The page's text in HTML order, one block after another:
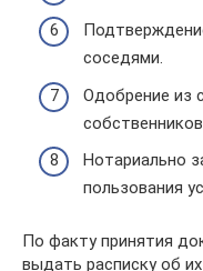
соседями.
Одобрение из
Нотариально
пользования
По факту принятия
выдать расписку об